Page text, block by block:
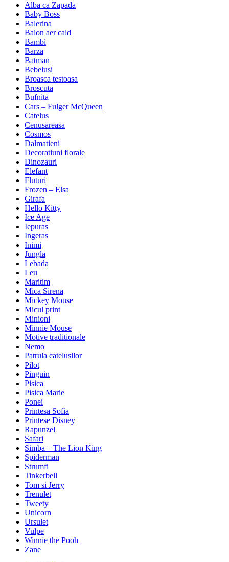
Alba ca Zapada
Baby Boss
Balerina
Balon aer cald
Bambi
Barza
Batman
Bebelusi
Broasca testoasa
Broscuta
Bufnita
Cars – Fulger McQueen
Catelus
Cenusareasa
Cosmos
Dalmatieni
Decoratiuni florale
Dinozauri
Elefant
Fluturi
Frozen – Elsa
Girafa
Hello Kitty
Ice Age
Iepuras
Ingeras
Inimi
Jungla
Lebada
Leu
Maritim
Mica Sirena
Mickey Mouse
Micul print
Minioni
Minnie Mouse
Motive traditionale
Nemo
Patrula catelusilor
Pilot
Pinguin
Pisica
Pisica Marie
Ponei
Printesa Sofia
Printese Disney
Rapunzel
Safari
Simba – The Lion King
Spiderman
Strumfi
Tinkerbell
Tom si Jerry
Trenulet
Tweety
Unicorn
Ursulet
Vulpe
Winnie the Pooh
Zane